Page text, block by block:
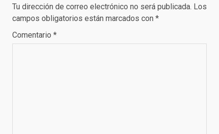
Tu dirección de correo electrónico no será publicada. Los
campos obligatorios están marcados con *
Comentario *